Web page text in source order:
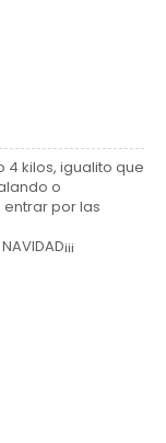
4 kilos, igualito que
o
por las